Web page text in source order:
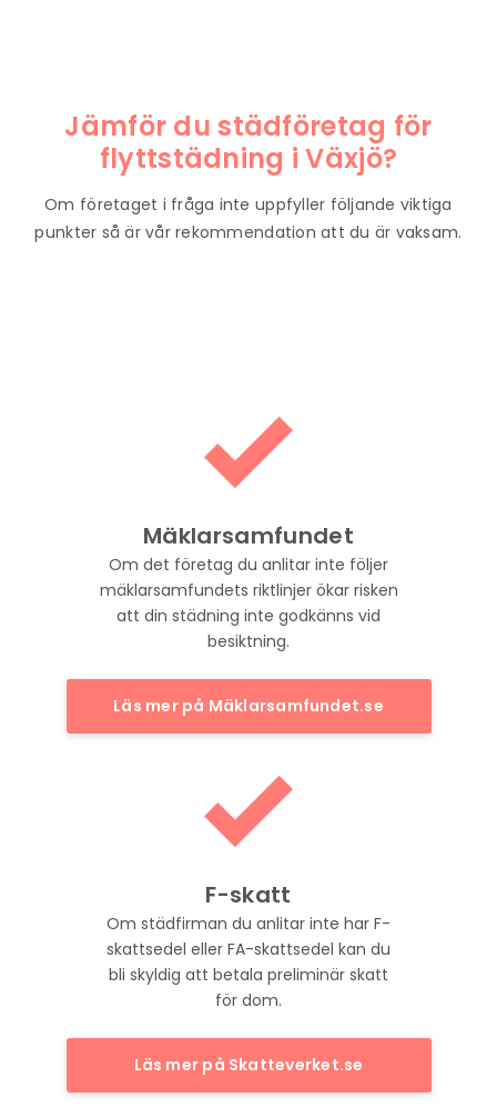
Jämför du städföretag för
flyttstädning iVäxjö?
Om företaget i fråga inte uppfyller följande viktiga
punkter så är vår rekommendation att du är vaksam.
Mäklarsamfundet
Om det företag du anlitar inte följer
mäklarsamfundets riktlinjer ökar risken
att din städning inte godkänns vid
besiktning.
Läs mer på Mäklarsamfundet.se
F-skatt
Om städfirman du anlitar inte har F-
skattsedel eller FA-skattsedel kan du
bli skyldig att betala preliminär skatt
för dom.
Läs mer på Skatteverket.se